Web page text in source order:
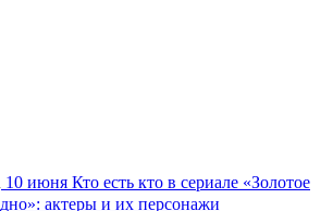
10 июня Кто есть кто в сериале «Золотое
дно»: актеры и их персонажи